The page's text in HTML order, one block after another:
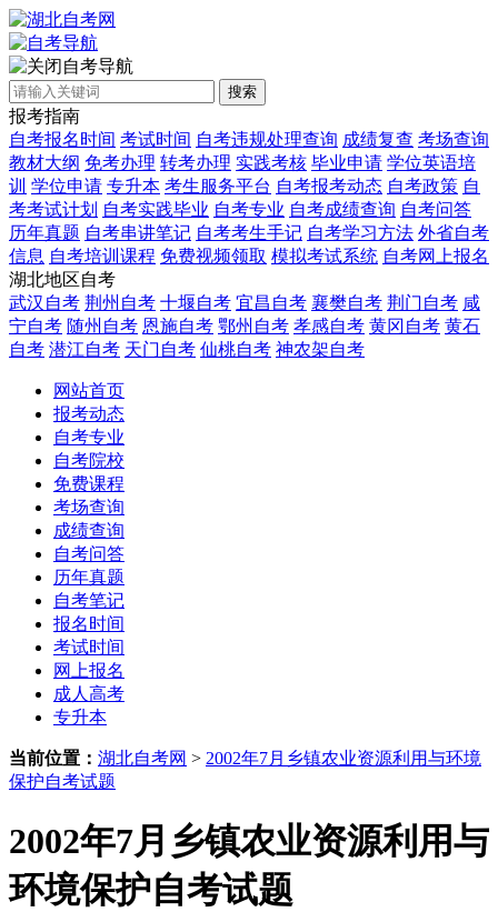
自考导航
搜索
报考指南
自考报名时间 考试时间 自考违规处理查询 成绩复查 考场查询
教材大纲 免考办理 转考办理 实践考核 毕业申请 学位英语培
训 学位申请 专升本 考生服务平台 自考报考动态 自考政策 自
考考试计划 自考实践毕业 自考专业 自考成绩查询 自考问答
历年真题 自考串讲笔记 自考考生手记 自考学习方法 外省自考
信息 自考培训课程 免费视频领取 模拟考试系统 自考网上报名
湖北地区自考
武汉自考 荆州自考 十堰自考 宜昌自考 襄樊自考 荆门自考 咸
宁自考 随州自考 恩施自考 鄂州自考 孝感自考 黄冈自考 黄石
自考 潜江自考 天门自考 仙桃自考 神农架自考
网站首页
报考动态
自考专业
自考院校
免费课程
考场查询
成绩查询
自考问答
历年真题
自考笔记
报名时间
考试时间
网上报名
成人高考
专升本
当前位置： 湖北自考网 > 2002年7月乡镇农业资源利用与环境
保护自考试题
2002年7月乡镇农业资源利用与
环境保护自考试题